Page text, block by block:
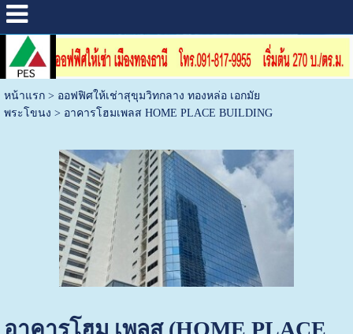
หน้าแรก> ออฟฟิศให้เช่าสุขุมวิทกลาง ทองหล่อ เอกมัย
พระโขนง > อาคารโฮมเพลส HOME PLACE BUILDING
อาคารโฮม เพลส (HOME PLACE